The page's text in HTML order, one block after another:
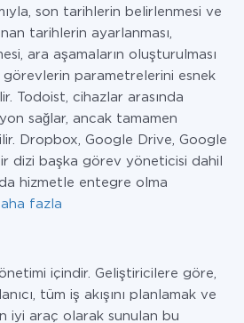
son tarihlerin belirlenmesi ve
tarihlerin ayarlanması,
ara aşamaların oluşturulması
parametrelerini esnek
Todoist, cihazlar arasında
sağlar, ancak tamamen
Dropbox, Google Drive, Google
dizi başka görev yöneticisi dahil
hizmetle entegre olma
fazla
içindir. Geliştiricilere göre,
tüm iş akışını planlamak ve
iyi araç olarak sunulan bu